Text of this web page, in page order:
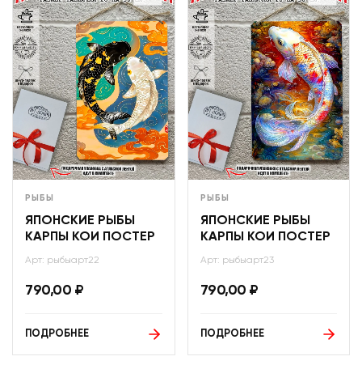
РЫБЫ
ЯПОНСКИЕ РЫБЫ
КАРПЫ КОИ ПОСТЕР
Арт: рыбыарт22
790,00 ₽
ПОДРОБНЕЕ
РЫБЫ
ЯПОНСКИЕ РЫБЫ
КАРПЫ КОИ ПОСТЕР
Арт: рыбыарт23
790,00 ₽
ПОДРОБНЕЕ